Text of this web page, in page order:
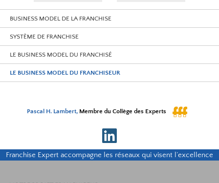
BUSINESS MODEL DE LA FRANCHISE
SYSTÈME DE FRANCHISE
LE BUSINESS MODEL DU FRANCHISÉ
LE BUSINESS MODEL DU FRANCHISEUR
Pascal H. Lambert, Membre du Collège des Experts
Franchise Expert accompagne les réseaux qui visent l’excellence